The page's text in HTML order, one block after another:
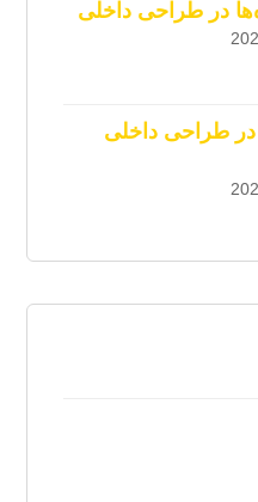
در طراحی داخلی
در طراحی داخلی